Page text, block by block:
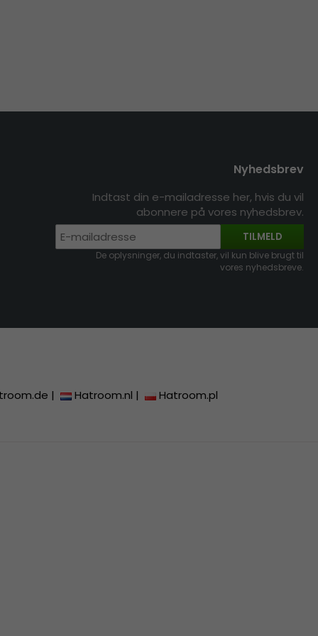
Nyhedsbrev
Indtast din e-mailadresse her, hvis du vil
abonnere på vores nyhedsbrev.
TILMELD
De oplysninger, du indtaster, vil kun blive brugt til
vores nyhedsbreve.
| Hatroom.nl | Hatroom.pl